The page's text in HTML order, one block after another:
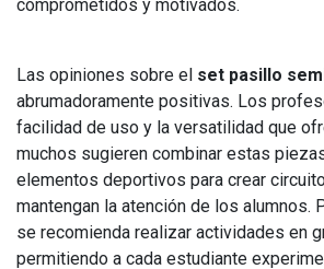
comprometidos y motivados.
Las opiniones sobre el set pasillo
abrumadoramente positivas. Los
facilidad de uso y la versatilidad que
muchos sugieren combinar estas
elementos deportivos para crear
mantengan la atención de los alumnos.
se recomienda realizar actividades en
permitiendo a cada estudiante